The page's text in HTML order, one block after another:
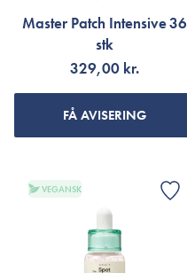
Master Patch Intensive 36
stk
329,00 kr.
FÅ AVISERING
VEGANSK